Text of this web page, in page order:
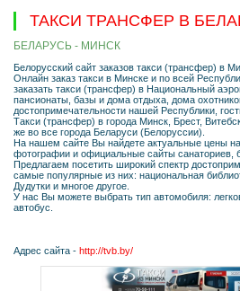
ТАКСИ ТРАНСФЕР В
БЕЛАРУСЬ - МИНСК
Белорусский сайт заказов такси (трансфер) в
Онлайн заказ такси в Минске и по всей
заказать такси (трансфер) в Национальный
пансионаты, базы и дома отдыха, дома
достопримечательности нашей Республики,
Такси (трансфер) в города Минск, Брест,
же во все города Беларуси (Белоруссии).
На нашем сайте Вы найдете актуальные цены на
фотографии и официальные сайты санаториев,
Предлагаем посетить широкий спектр
самые популярные из них: национальная
Дудутки и многое другое.
У нас Вы можете выбрать тип автомобиля:
автобус.
Адрес сайта - http://tvb.by/